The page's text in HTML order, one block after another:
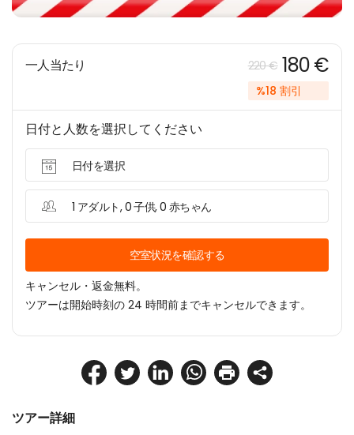
ツアー詳細
一人当たり 220 € 180 €
%18 割引
日付と人数を選択してください
日付を選択
1 アダルト, 0 子供, 0 赤ちゃん
空室状況を確認する
キャンセル・返金無料。
ツアーは開始時刻の 24 時間前までキャンセルできます。